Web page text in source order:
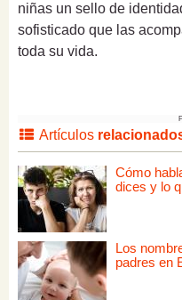
niñas un sello de
sofisticado que las
toda su vida.
Artículos
Cómo
dices y lo
Los
padres en